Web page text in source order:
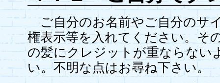
ご自分のお名前やご自分のサ
権表示等を入れてください。そ
の髪にクレジットが重ならない
い。不明な点はお尋ね下さい。